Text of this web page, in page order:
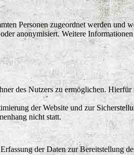
Personen zugeordnet werden und
anonymisiert. Weitere
des Nutzers zu ermöglichen. Hierfür
der Website und zur
nicht statt.
der Daten zur Bereitstellung